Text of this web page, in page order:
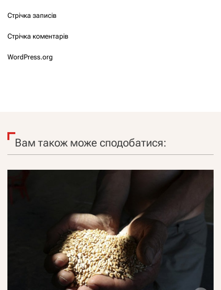
Стрічка записів
Стрічка коментарів
WordPress.org
Вам також може сподобатися: